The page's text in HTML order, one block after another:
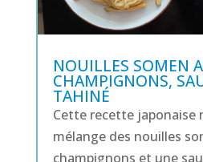
NOUILLES SOMEN
CHAMPIGNONS,
TAHINÉ
Cette recette japonaise
mélange des nouilles
champignons et une